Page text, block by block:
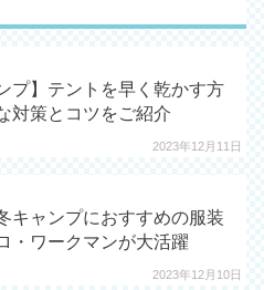
2023年12月11日
プ】テントを早く乾かす方
対策とコツをご紹介
2023年12月10日
キャンプにおすすめの服装
・ワークマンが大活躍